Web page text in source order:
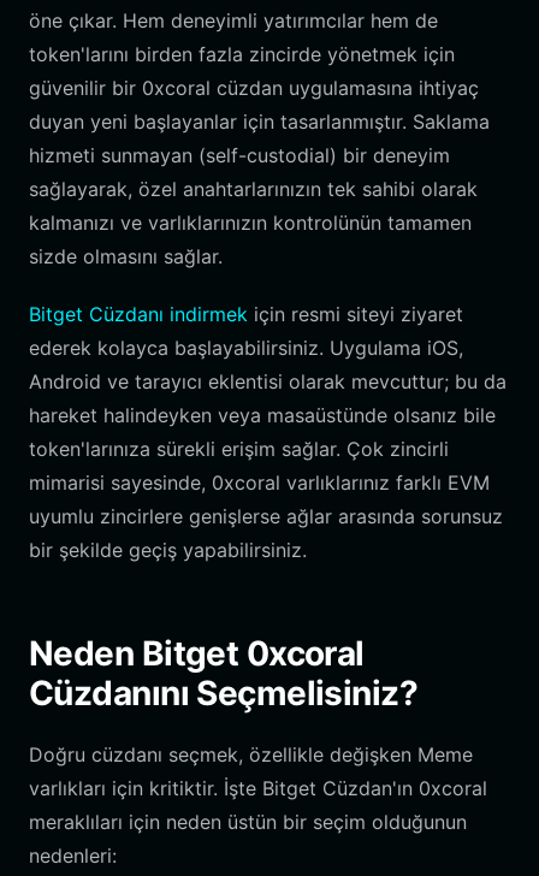
öne çıkar. Hem deneyimli yatırımcılar hem de
token'larını birden fazla zincirde yönetmek için
güvenilir bir 0xcoral cüzdan uygulamasına ihtiyaç
duyan yeni başlayanlar için tasarlanmıştır. Saklama
hizmeti sunmayan (self-custodial) bir deneyim
sağlayarak, özel anahtarlarınızın tek sahibi olarak
kalmanızı ve varlıklarınızın kontrolünün tamamen
sizde olmasını sağlar.
Bitget Cüzdanı indirmek için resmi siteyi ziyaret
ederek kolayca başlayabilirsiniz. Uygulama iOS,
Android ve tarayıcı eklentisi olarak mevcuttur; bu da
hareket halindeyken veya masaüstünde olsanız bile
token'larınıza sürekli erişim sağlar. Çok zincirli
mimarisi sayesinde, 0xcoral varlıklarınız farklı EVM
uyumlu zincirlere genişlerse ağlar arasında sorunsuz
bir şekilde geçiş yapabilirsiniz.
Neden Bitget 0xcoral
Cüzdanını Seçmelisiniz?
Doğru cüzdanı seçmek, özellikle değişken Meme
varlıkları için kritiktir. İşte Bitget Cüzdan'ın 0xcoral
meraklıları için neden üstün bir seçim olduğunun
nedenleri: